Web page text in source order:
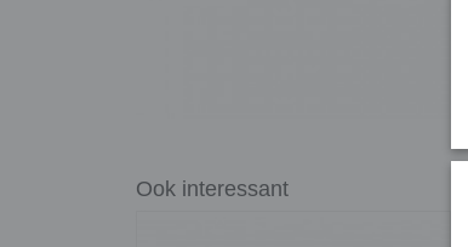
Ook interessant